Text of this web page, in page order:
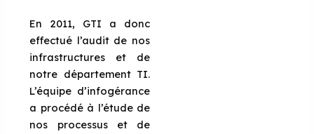
En 2011, GTI a donc
effectué l’audit de nos
infrastructures et de
notre département TI.
L’équipe d’infogérance
a procédé à l’étude de
nos processus et de